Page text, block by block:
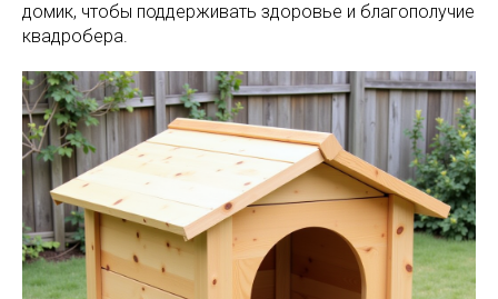
домик, чтобы поддерживать здоровье и благополучие
квадробера.